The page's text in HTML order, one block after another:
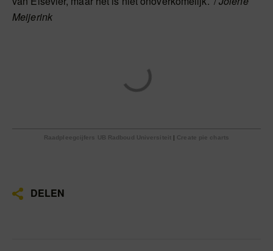
Meijerink
Raadpleegcijfers UB Radboud Universiteit | Create pie charts
DELEN